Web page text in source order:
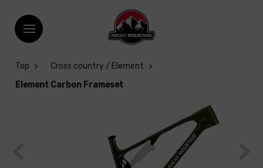
Top
Cross country / Element
Element Carbon Frameset